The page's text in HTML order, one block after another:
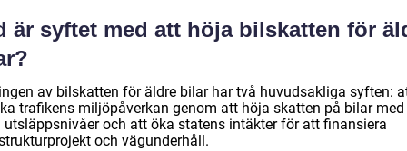
är syftet med att höja bilskatten för
av bilskatten för äldre bilar har två huvudsakliga syften:
trafikens miljöpåverkan genom att höja skatten på bilar med
utsläppsnivåer och att öka statens intäkter för att finansiera
och vägunderhåll.